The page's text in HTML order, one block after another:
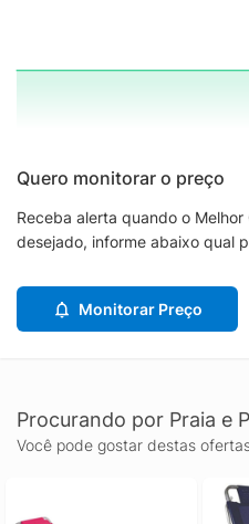
Quero monitorar o preço
Receba alerta quando o
desejado, informe abaixo qual
Monitorar Preço
Procurando por Praia e
Você pode gostar destas